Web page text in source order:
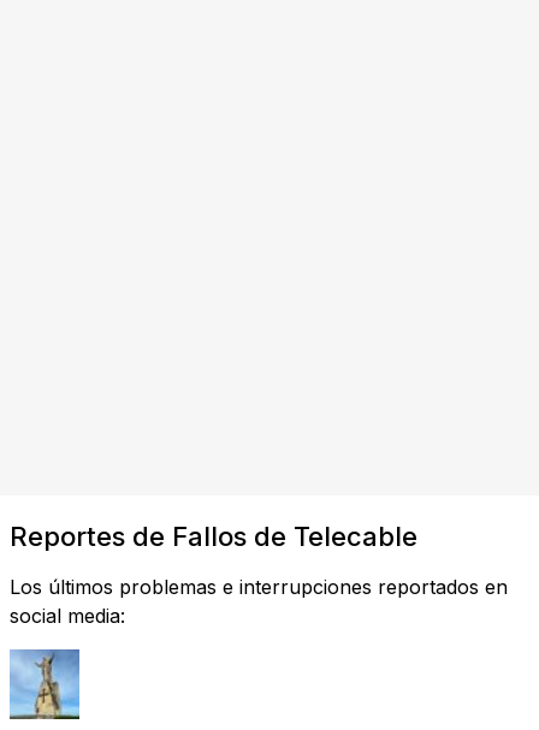
Reportes de Fallos de Telecable
Los últimos problemas e interrupciones reportados en
social media: